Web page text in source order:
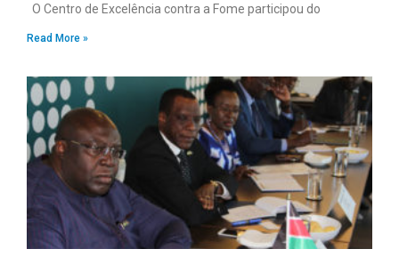
O Centro de Excelência contra a Fome participou do
Read More »